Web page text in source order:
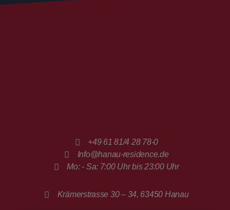
+49 61 81/4 28 78-0
Info@hanau-residence.de
Mo: - Sa: 7:00 Uhr bis 23:00 Uhr
Krämerstrasse 30 – 34, 63450 Hanau